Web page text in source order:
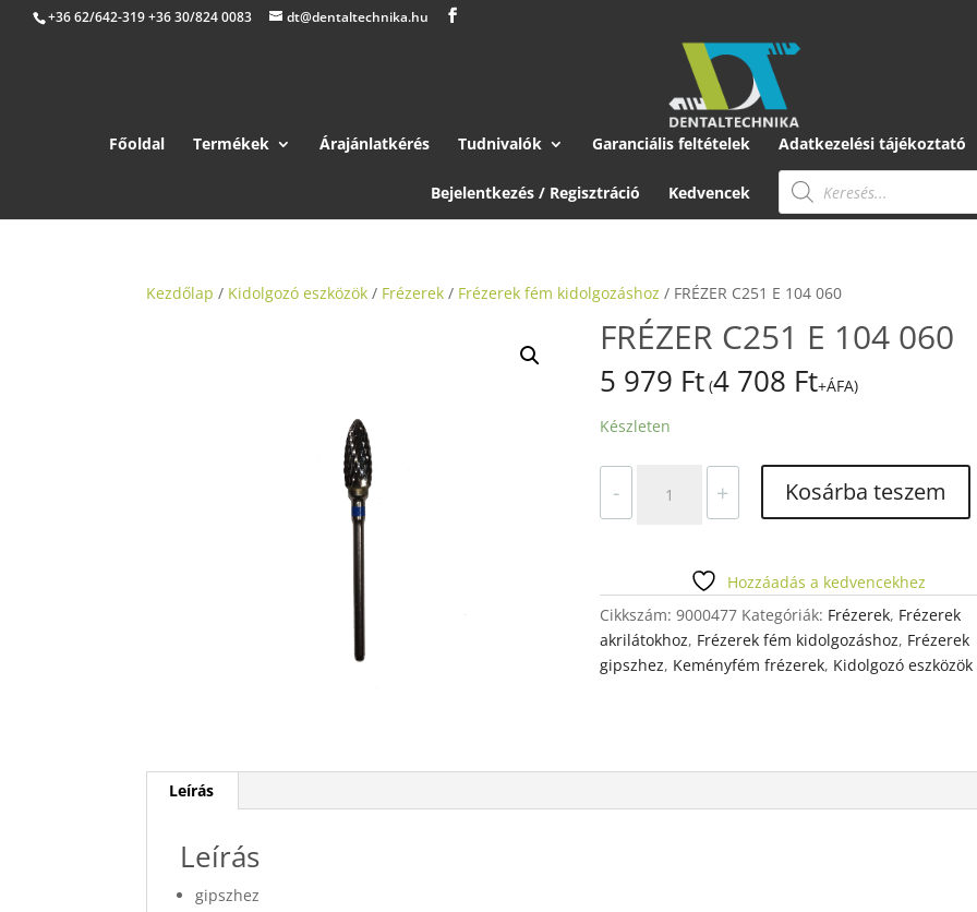
+36 62/642-319 +36 30/824 0083 dt@dentaltechnika.hu
Főoldal Termékek Árajánlatkérés Tudnivalók Garanciális feltételek Adatkezelési tájékoztató
Bejelentkezés / Regisztráció Kedvencek
Products
search
Kezdőlap / Kidolgozó eszközök / Frézerek / Frézerek fém kidolgozáshoz / FRÉZER C251 E 104 060
FRÉZER C251 E 104 060
5 979 Ft (4 708 Ft+ÁFA)
Készleten
-
C251
mennyiség
+ Kosárba teszem
Hozzáadás a kedvencekhez
Cikkszám: 9000477 Kategóriák: Frézerek, Frézerek
akrilátokhoz, Frézerek fém kidolgozáshoz, Frézerek
gipszhez, Keményfém frézerek, Kidolgozó eszközök
Leírás
Leírás
gipszhez